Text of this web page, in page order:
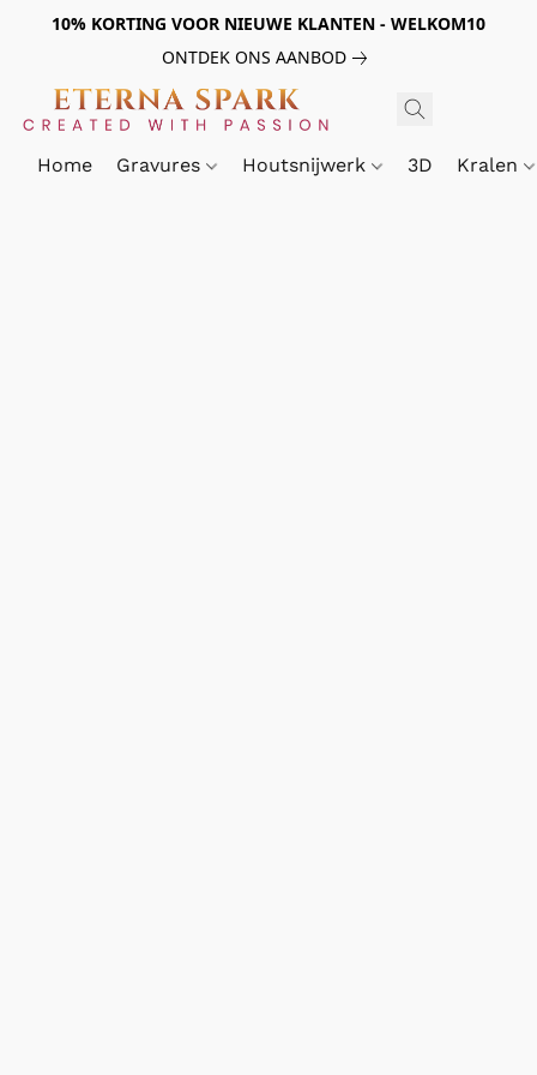
10% KORTING VOOR NIEUWE KLANTEN - WELKOM10
ONTDEK ONS AANBOD
Home Gravures Houtsnijwerk 3D Kralen